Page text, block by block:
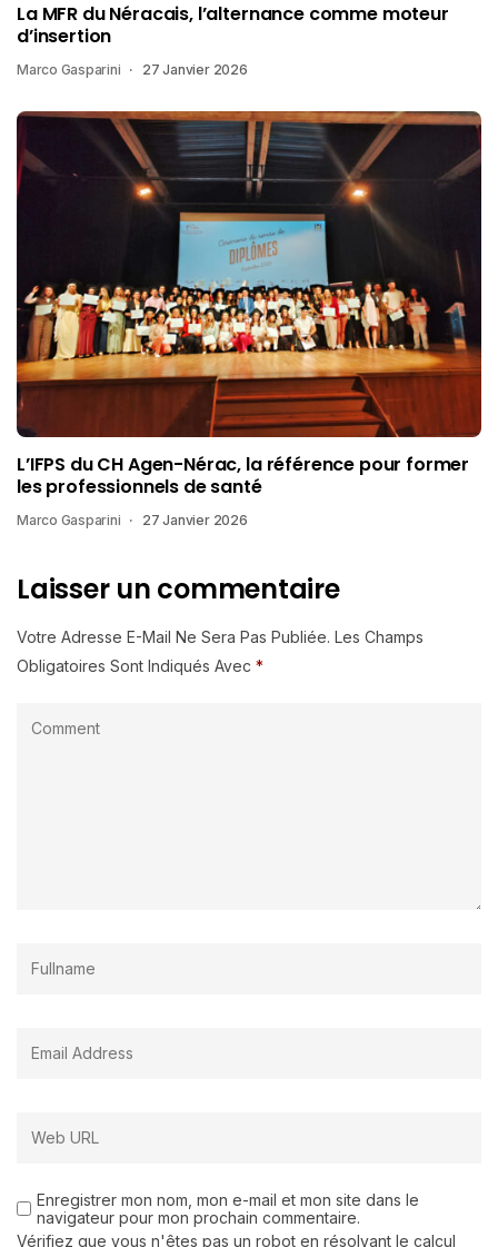
La MFR du Néracais, l’alternance comme moteur
d’insertion
Marco Gasparini 27 Janvier 2026
L’IFPS du CH Agen-Nérac, la référence pour former
les professionnels de santé
Marco Gasparini 27 Janvier 2026
Laisser un commentaire
Votre Adresse E-Mail Ne Sera Pas Publiée. Les Champs
Obligatoires Sont Indiqués Avec *
Enregistrer mon nom, mon e-mail et mon site dans le
navigateur pour mon prochain commentaire.
Vérifiez que vous n'êtes pas un robot en résolvant le calcul